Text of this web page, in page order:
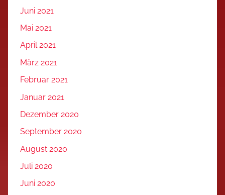
Juni 2021
Mai 2021
April 2021
März 2021
Februar 2021
Januar 2021
Dezember 2020
September 2020
August 2020
Juli 2020
Juni 2020